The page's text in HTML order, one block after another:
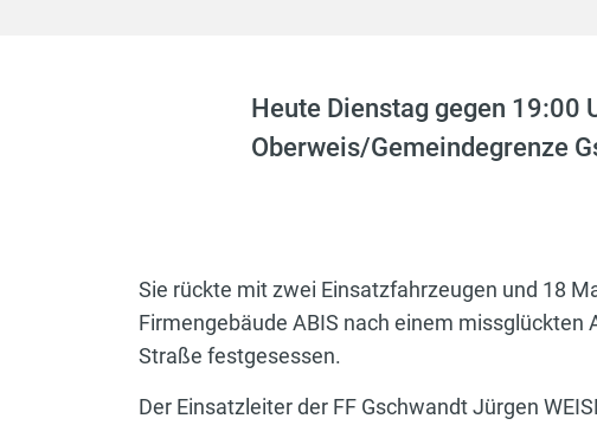
Heute Dienstag gegen 19:00
Oberweis/Gemeindegrenze
Sie rückte mit zwei Einsatzfahrzeugen und 18
Firmengebäude ABIS nach einem
Straße festgesessen.
Der Einsatzleiter der FF Gschwandt Jürgen